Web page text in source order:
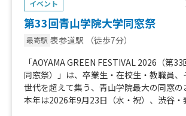
イベント
第33回青山学院大学同窓祭
最寄駅 表参道駅
（徒歩7分）
「AOYAMA GREEN FESTIVAL 2026（第
同窓祭）」は、卒業生・在校生・教職員
世代を超えて集う、青山学院最大の同窓の
本年は2026年9月23日（水・祝）、渋谷・